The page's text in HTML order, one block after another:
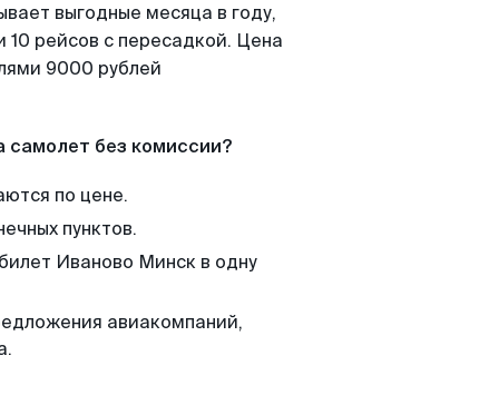
выгодные месяца в году,
рейсов с пересадкой. Цена
9000 рублей
самолет без комиссии?
по цене.
пунктов.
Иваново Минск в одну
авиакомпаний,